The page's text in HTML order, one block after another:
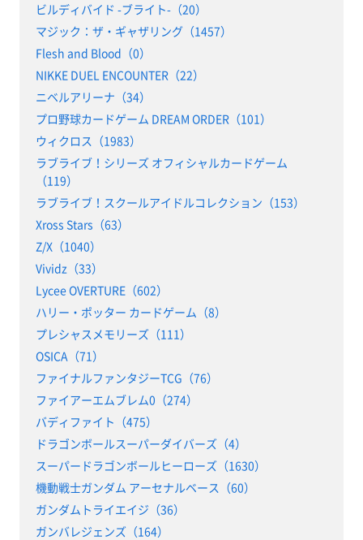
ビルディバイド -ブライト-（20）
マジック：ザ・ギャザリング（1457）
Flesh and Blood（0）
NIKKE DUEL ENCOUNTER（22）
ニベルアリーナ（34）
プロ野球カードゲーム DREAM ORDER（101）
ウィクロス（1983）
ラブライブ！シリーズ オフィシャルカードゲーム
（119）
ラブライブ！スクールアイドルコレクション（153）
Xross Stars（63）
Z/X（1040）
Vividz（33）
Lycee OVERTURE（602）
ハリー・ポッター カードゲーム（8）
プレシャスメモリーズ（111）
OSICA（71）
ファイナルファンタジーTCG（76）
ファイアーエムブレム0（274）
バディファイト（475）
ドラゴンボールスーパーダイバーズ（4）
スーパードラゴンボールヒーローズ（1630）
機動戦士ガンダム アーセナルベース（60）
ガンダムトライエイジ（36）
ガンバレジェンズ（164）